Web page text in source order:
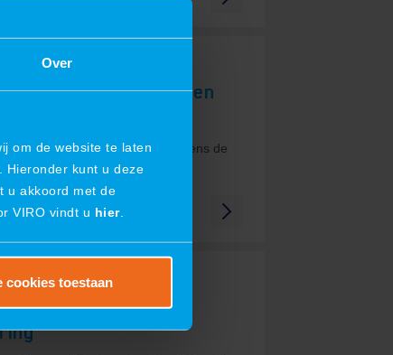
Over
om de website te laten
Hieronder kunt u deze
u akkoord met de
VIRO vindt u hier.
cookies toestaan
innovatie en een
innovatie en een winnaar!Tijdens de
beurs draaide het op...
Combining AI and